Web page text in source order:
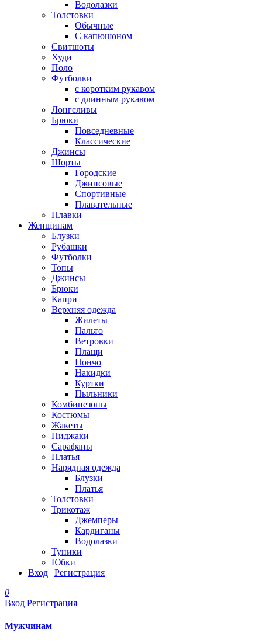
Водолазки
Толстовки
Обычные
С капюшоном
Свитшоты
Худи
Поло
Футболки
с коротким рукавом
с длинным рукавом
Лонгсливы
Брюки
Повседневные
Классические
Джинсы
Шорты
Городские
Джинсовые
Спортивные
Плавательные
Плавки
Женщинам
Блузки
Рубашки
Футболки
Топы
Джинсы
Брюки
Капри
Верхняя одежда
Жилеты
Пальто
Ветровки
Плащи
Пончо
Накидки
Куртки
Пыльники
Комбинезоны
Костюмы
Жакеты
Пиджаки
Сарафаны
Платья
Нарядная одежда
Блузки
Платья
Толстовки
Трикотаж
Джемперы
Кардиганы
Водолазки
Туники
Юбки
Вход | Регистрация
0
Вход Регистрация
Мужчинам